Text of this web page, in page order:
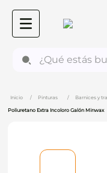
Pinturas Barnices y
Poliuretano Extra Incoloro Galón Minwax